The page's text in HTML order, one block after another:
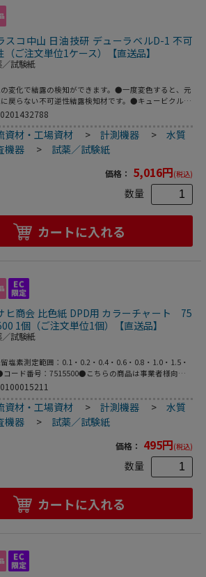
スコ中山 日油技研 デューラベルD-1 不可
（ご注文単位1ケース）【直送品】
／試験紙
変化で結露の検知ができます。●一度変色すると、元
戻らない不可逆性結露検知材です。●キュービクル内
管の結露監視。●エレメントサイズ(φmm)：8●シー
色●粘着剤付●インジケータインキ●粘着剤●裏紙●
水滴が付着すると、色素が流出し無色になることがあ
す。●屋外や直射日光下でのご使用は避けてください。
資材・工場資材 >計測機器 >水質
機器
> 試薬／試験紙
価格： 5,016円(税込)
数量
カートに入れる
ヒ商会 比色紙 DPD用 カラーチャート 75
1個（ご注文単位1個）【直送品】
／試験紙
塩素測定範囲：0.1・0.2・0.4・0.6・0.8・1.0・1.5・
ード番号：7515500●こちらの商品は事業者様向け
す。
資材・工場資材 >計測機器 >水質
機器
> 試薬／試験紙
価格： 495円(税込)
数量
カートに入れる